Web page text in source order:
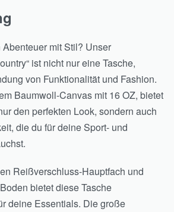
mit Stil? Unser
ist nicht nur eine Tasche,
von Funktionalität und Fashion.
Baumwoll-Canvas mit 16 OZ, bietet
den perfekten Look, sondern auch
die du für deine Sport- und
Reißverschluss-Hauptfach und
bietet diese Tasche
deine Essentials. Die große